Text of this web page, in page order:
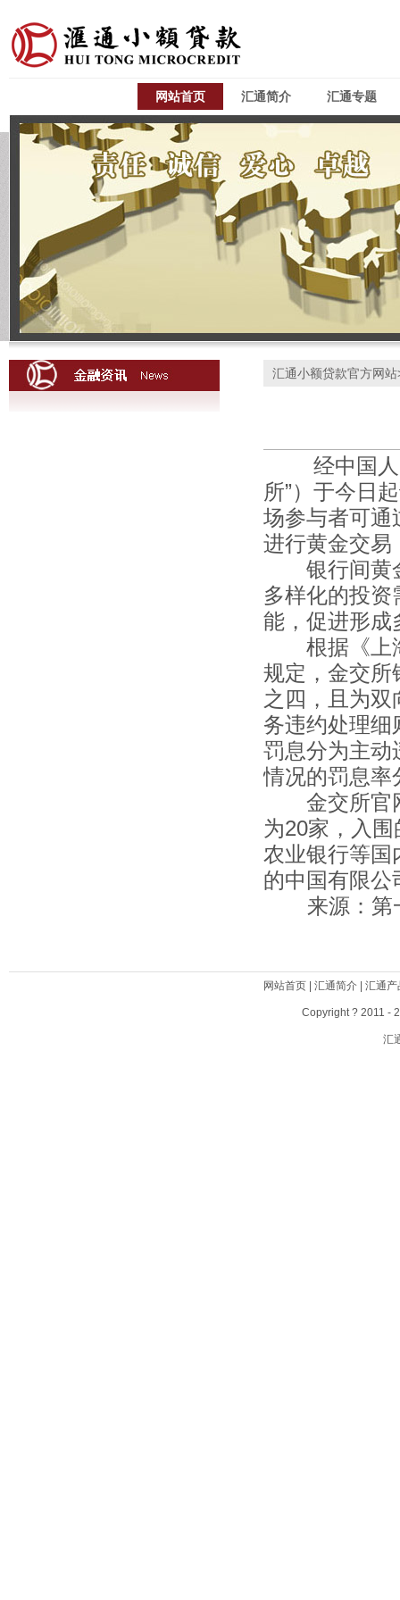
网站首页 汇通简介 汇通专题
汇通小额贷款官方网站
经中国人民
所”）于今日
场参与者可通
进行黄金交易
银行间黄金
多样化的投
能，促进形成
根据《上海
规定，金交所
之四，且为
务违约处理细
罚息分为主动
情况的罚息
金交所官网
为20家，入
农业银行等国
的中国有限公
来源：第一
网站首页 汇通简介 汇通产
Copyright ? 2011 -
汇